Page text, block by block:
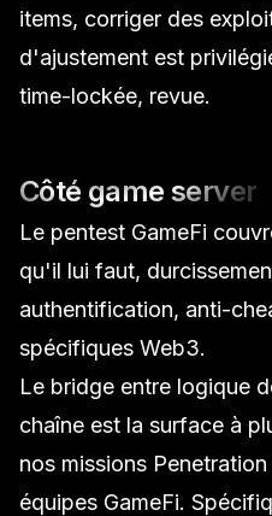
items, corriger des
d'ajustement est
time-lockée, revue.
Côté game server
Le pentest GameFi
qu'il lui faut,
authentification, anti-
spécifiques Web3.
Le bridge entre logique
chaîne est la surface à
nos missions
équipes GameFi.